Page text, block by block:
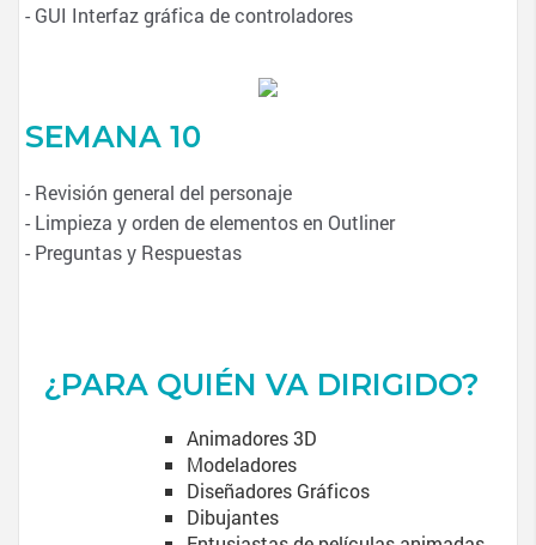
- GUI Interfaz gráfica de controladores
SEMANA 10
- Revisión general del personaje
- Limpieza y orden de elementos en Outliner
- Preguntas y Respuestas
¿PARA QUIÉN VA DIRIGIDO?
Animadores 3D
Modeladores
Diseñadores Gráficos
Dibujantes